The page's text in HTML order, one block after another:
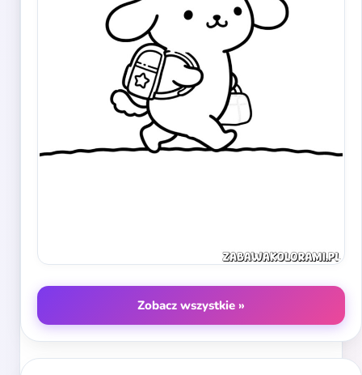
Zobacz wszystkie »